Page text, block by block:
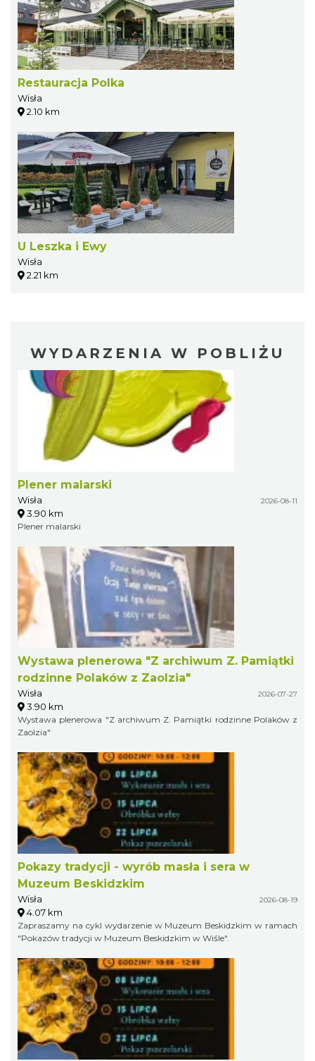
Restauracja Polka
Wisła
2.10 km
U Leszka i Ewy
Wisła
2.21 km
WYDARZENIA W POBLIŻU
Plener malarski
Wisła 2026-08-11
3.90 km
Plener malarski
Wystawa plenerowa "Z archiwum Z. Pamiątki
rodzinne Polaków z Zaolzia"
Wisła 2026-07-27
3.90 km
Wystawa plenerowa "Z archiwum Z. Pamiątki rodzinne Polaków z
Zaolzia"
Pokazy tradycji - wyrób masła i sera w
Muzeum Beskidzkim
Wisła 2026-08-19
4.07 km
Zapraszamy na cykl wydarzenie w Muzeum Beskidzkim w ramach
"Pokazów tradycji w Muzeum Beskidzkim w Wiśle".